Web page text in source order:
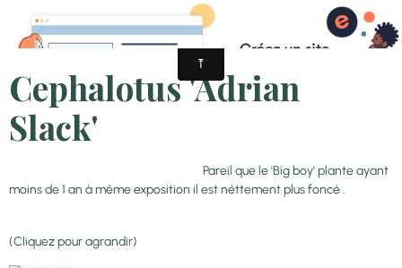
Cephalotus 'Adrian
Slack'
Pareil que le 'Big boy' plante ayant
moins de 1 an à même exposition il est néttement plus foncé .
(Cliquez pour agrandir)